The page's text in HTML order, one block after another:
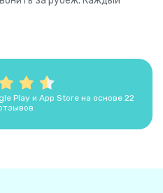
Play и App Store на основе 22